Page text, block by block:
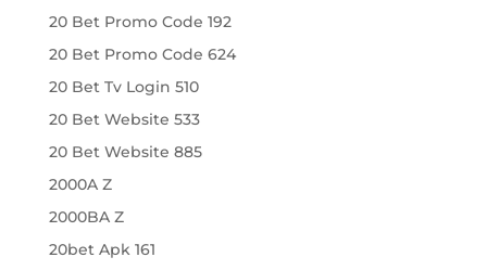
20 Bet Promo Code 192
20 Bet Promo Code 624
20 Bet Tv Login 510
20 Bet Website 533
20 Bet Website 885
2000A Z
2000BA Z
20bet Apk 161